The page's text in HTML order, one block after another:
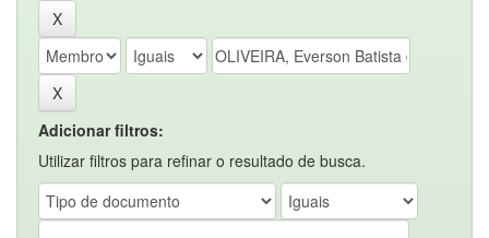
Adicionar filtros:
Utilizar filtros para refinar o resultado de busca.